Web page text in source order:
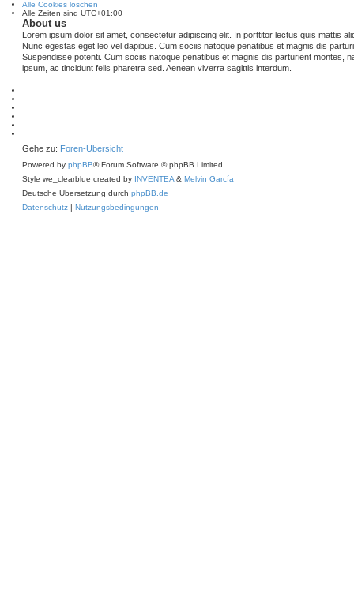
Alle Cookies löschen
Alle Zeiten sind UTC+01:00
About us
Lorem ipsum dolor sit amet, consectetur adipiscing elit. In porttitor lectus quis mattis
Nunc egestas eget leo vel dapibus. Cum sociis natoque penatibus et magnis dis
Suspendisse potenti. Cum sociis natoque penatibus et magnis dis parturient montes,
ipsum, ac tincidunt felis pharetra sed. Aenean viverra sagittis interdum.
Gehe zu: Foren-Übersicht
Powered by phpBB® Forum Software © phpBB Limited
Style we_clearblue created by INVENTEA & Melvin García
Deutsche Übersetzung durch phpBB.de
Datenschutz | Nutzungsbedingungen